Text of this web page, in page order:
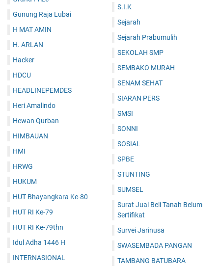
Gunung Raja Lubai
H MAT AMIN
H. ARLAN
Hacker
HDCU
HEADLINEPEMDES
Heri Amalindo
Hewan Qurban
HIMBAUAN
HMI
HRWG
HUKUM
HUT Bhayangkara Ke-80
HUT RI Ke-79
HUT RI Ke-79thn
Idul Adha 1446 H
INTERNASIONAL
S.I.K
Sejarah
Sejarah Prabumulih
SEKOLAH SMP
SEMBAKO MURAH
SENAM SEHAT
SIARAN PERS
SMSI
SONNI
SOSIAL
SPBE
STUNTING
SUMSEL
Surat Jual Beli Tanah Belum
Sertifikat
Survei Jarinusa
SWASEMBADA PANGAN
TAMBANG BATUBARA